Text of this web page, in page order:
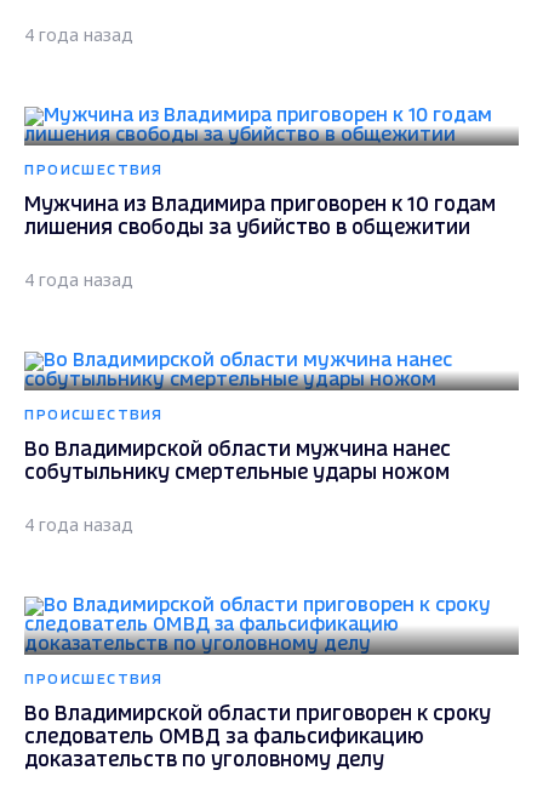
4 года назад
ПРОИСШЕСТВИЯ
Мужчина из Владимира приговорен к 10 годам
лишения свободы за убийство в общежитии
4 года назад
ПРОИСШЕСТВИЯ
Во Владимирской области мужчина нанес
собутыльнику смертельные удары ножом
4 года назад
ПРОИСШЕСТВИЯ
Во Владимирской области приговорен к сроку
следователь ОМВД за фальсификацию
доказательств по уголовному делу